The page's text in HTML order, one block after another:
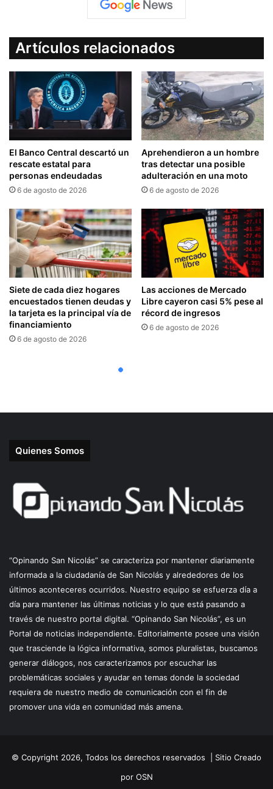
Quienes Somos
“Opinando San Nicolás” se caracteriza por mantener diariamente
informada a la ciudadanía de San Nicolás y alrededores de los
últimos aconteceres ocurridos. Nuestro equipo se esfuerza día a
día para mantener las últimas noticias y lo que está pasando a
través de nuestro portal digital. “Opinando San Nicolás”, es un
Portal de noticias independiente. Editorialmente posee una visión
que trasciende la lógica informativa, somos pluralistas, buscamos
generar diálogos, nos caracterizamos por escuchar las
problemáticas sociales y ayudar en temas donde la sociedad
requiera de nuestro medio de comunicación con el fin de
promover una vida en comunidad más amena.
© Copyright 2026, Todos los derechos reservados | Sitio Creado
por OSN